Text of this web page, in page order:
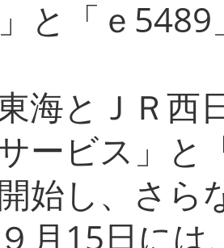
と「ｅ
海とＪＲ西
サービス」
始し、さら
月15日に